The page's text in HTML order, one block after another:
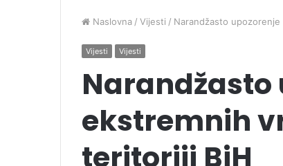
Naslovna / Vijesti / Narandžasto
Vijesti Vijesti
Narandžasto
ekstremnih
teritoriji BiH